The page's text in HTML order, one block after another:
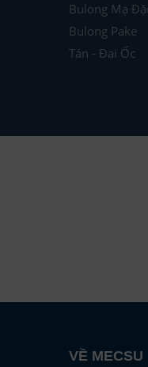
Bulong Mạ
Bulong Pake
Tán - Đai Ốc
VỀ MECSU